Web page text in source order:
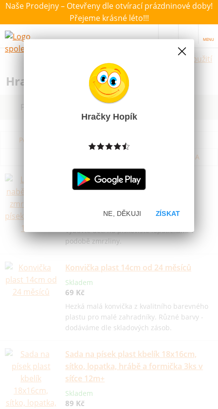
Naše Prodejny – Otevřeny dle otvírací prázdninové doby!
Přejeme krásné léto!!!
MENU
Hračky dle použití
Hračky na ven a zahradu
Filtrovat dle dostupnosti, ceny, výrobce
Podle názvu od A do Z
Podle názvu od Z do A
Lopatka naběračka na zmrzlinu na
písek plastová 18cm
Vybavte děti na pískoviště lopatičkami v
podobě zmrzliny.
Konvička plast 14cm od 24 měsíců
Skladem
69 Kč
Hezká malá konvička z kvalitního barevného
plastu pro malé zahradníky. Různé barvy -
dodáváme dle skladových zásob.
Sada na písek plast kbelík 18x16cm,
sítko, lopatka, hrábě a formička 3ks v
síťce 12m+
Skladem
89 Kč
Hračky Hopík
ZÍSKAT
NE, DĚKUJI